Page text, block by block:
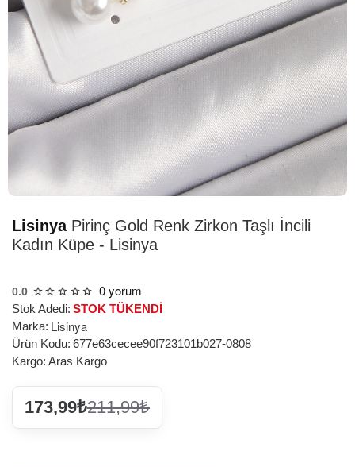
STOK TÜKENDİ
LisinyaPirinç Gold Renk Zirkon Taşlı İncili
Kadın Küpe - Lisinya
0.0 0 yorum
Stok Adedi: STOK TÜKENDİ
Marka: Lisinya
Ürün Kodu: 677e63cecee90f723101b027-0808
Kargo: Aras Kargo
173,99₺211,99₺